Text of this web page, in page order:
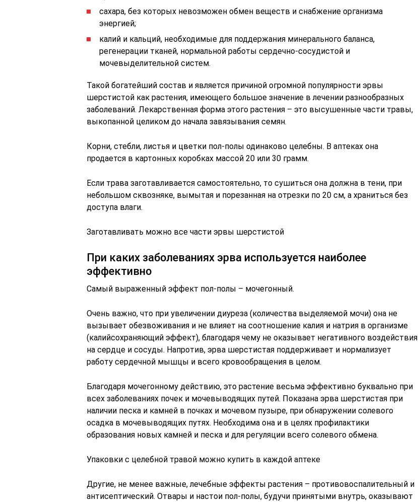
сахара, без которых невозможен обмен веществ и снабжение организма
энергией;
калий и кальций, необходимые для поддержания минерального баланса,
регенерации тканей, нормальной работы сердечно-сосудистой и
мочевыделительной систем.
Такой богатейший состав и является причиной огромной популярности эрвы
шерстистой как растения, имеющего большое значение в лечении разнообразных
заболеваний. Лекарственная форма этого растения – это высушенные части травы,
выкопанной целиком до начала завязывания семян.
Корни, стебли, листья и цветки пол-полы одинаково целебны. В аптеках она
продается в картонных коробках массой 20 или 30 грамм.
Если трава заготавливается самостоятельно, то сушиться она должна в тени, при
небольшом сквозняке, вымытая и порезанная на отрезки по 20 см, а храниться без
доступа влаги.
Заготавливать можно все части эрвы шерстистой
При каких заболеваниях эрва используется наиболее
эффективно
Самый выраженный эффект пол-полы – мочегонный.
Очень важно, что при увеличении диуреза (количества выделяемой мочи) она не
вызывает обезвоживания и не влияет на соотношение калия и натрия в организме
(калийсохраняющий эффект), благодаря чему не оказывает негативного воздействия
на сердце и сосуды. Напротив, эрва шерстистая поддерживает и нормализует
работу сердечной мышцы и всего кровообращения в целом.
Благодаря мочегонному действию, это растение весьма эффективно буквально при
всех заболеваниях почек и мочевыводящих путей. Показана эрва шерстистая при
наличии песка и камней в почках и мочевом пузыре, при обнаружении солевого
осадка в мочевыводящих путях. Необходима она и в целях профилактики
образования новых камней и песка и для регуляции всего солевого обмена.
Упаковки с целебной травой можно купить в каждой аптеке
Другие, не менее важные, лечебные эффекты растения – противовоспалительный и
антисептический. Отвары и настои пол-полы, будучи принятыми внутрь, оказывают